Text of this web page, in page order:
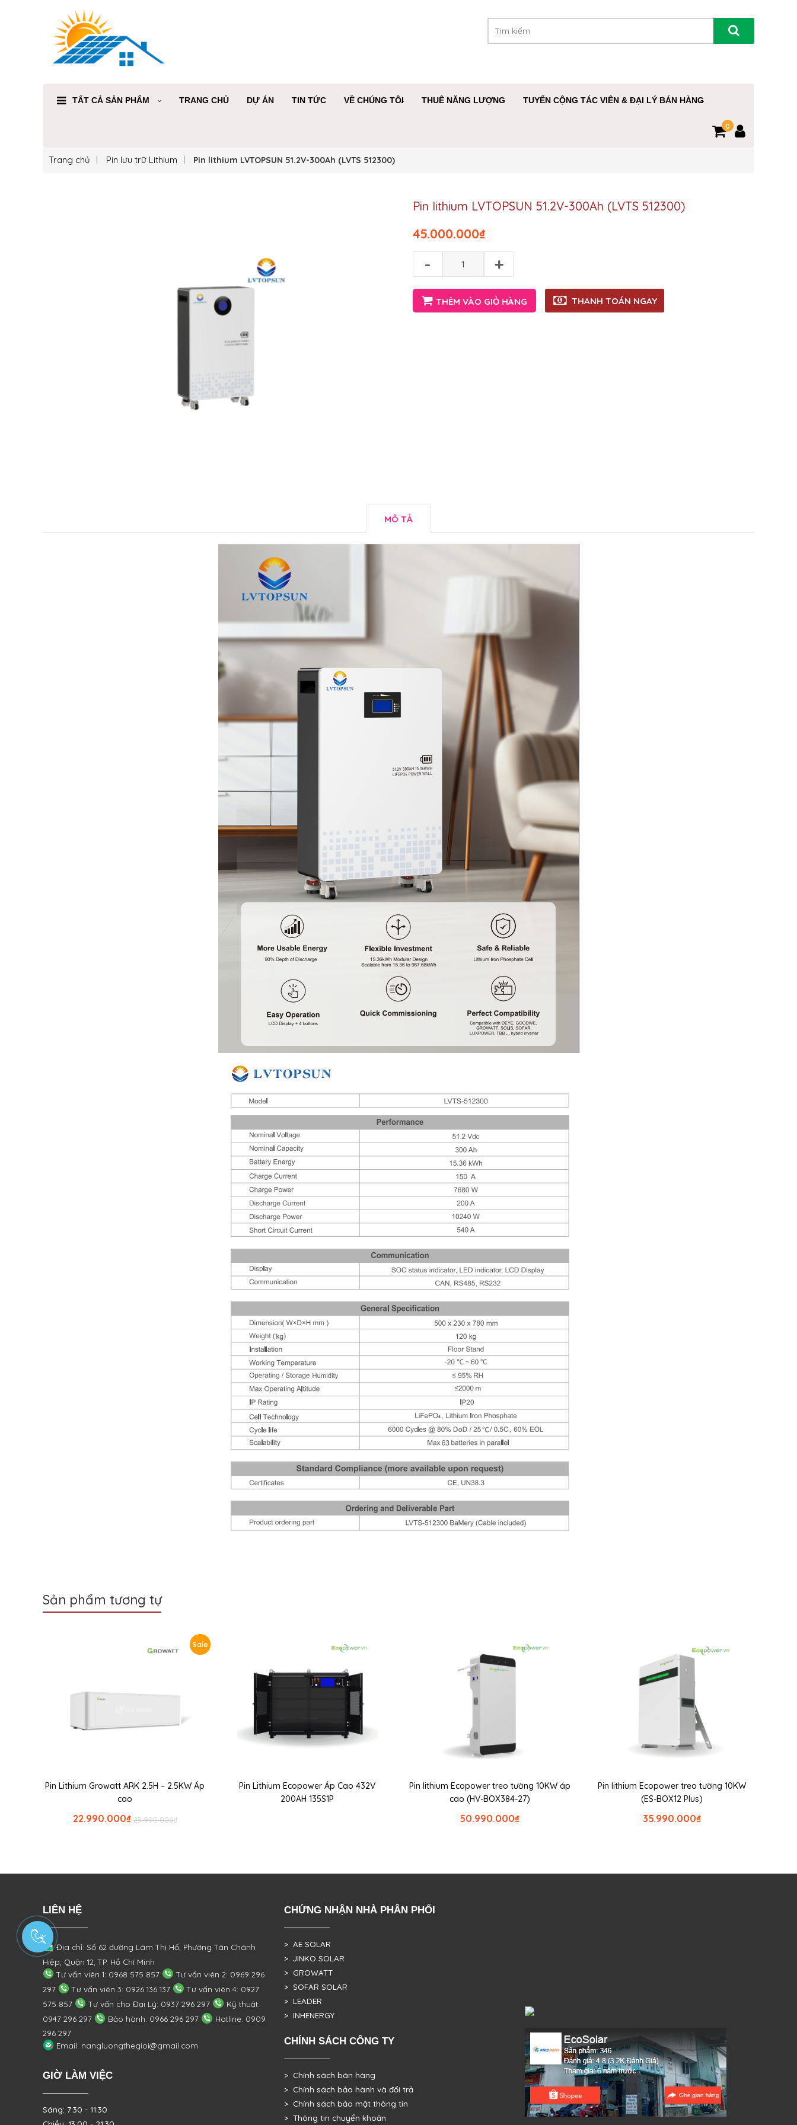
TẤT CẢ SẢN PHẨM TRANG CHỦ DỰ ÁN TIN TỨC VỀ CHÚNG TÔI THUÊ NĂNG LƯỢNG TUYỂN CỘNG TÁC VIÊN & ĐẠI LÝ BÁN HÀNG
0
Trang chủ Pin lưu trữ Lithium Pin lithium LVTOPSUN 51.2V-300Ah (LVTS 512300)
Pin lithium LVTOPSUN 51.2V-300Ah (LVTS 512300)
₫
45.000.000
- +
THÊM VÀO GIỎ HÀNG THANH TOÁN NGAY
MÔ TẢ
Sản phẩm tương tự
Sale
Pin Lithium Growatt ARK 2.5H – 2.5KW Áp
cao
₫
25.990.000
₫
22.990.000
Pin Lithium Ecopower Áp Cao 432V
200AH 135S1P
Pin lithium Ecopower treo tường 10KW áp
cao (HV-BOX384-27)
₫
50.990.000
Pin lithium Ecopower treo tường 10KW
(ES-BOX12 Plus)
₫
35.990.000
LIÊN HỆ
Địa chỉ: Số 62 đường Lâm Thị Hố, PhườngTân Chánh
Hiệp, Quận 12, TP. Hồ Chí Minh
Tư vấn viên 1: 0968 575 857
Tư vấn viên 2: 0969 296
297
Tư vấn viên 3: 0926 136 137
Tư vấn viên 4: 0927
575 857
Tư vấn cho Đại Lý: 0937 296 297
Kỹ thuật:
0947 296 297
Bảo hành: 0966 296 297
Hotline: 0909
296 297
Email: nangluongthegioi@gmail.com
GIỜ LÀM VIỆC
Sáng: 7:30 - 11:30
CHỨNG NHẬN NHÀ PHÂN PHỐI
> AE SOLAR
> JINKO SOLAR
> GROWATT
> SOFAR SOLAR
> LEADER
> INHENERGY
CHÍNH SÁCH CÔNG TY
> Chính sách bán hàng
> Chính sách bảo hành và đổi trả
> Chính sách bảo mật thông tin
> Thông tin chuyển khoản